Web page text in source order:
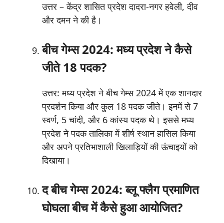
उत्तर – केंद्र शासित प्रदेश दादरा-नगर हवेली, दीव
और दमन ने की है।
बीच गेम्स 2024: मध्य प्रदेश ने कैसे
जीते 18 पदक?
उत्तर: मध्य प्रदेश ने बीच गेम्स 2024 में एक शानदार
प्रदर्शन किया और कुल 18 पदक जीते। इनमें से 7
स्वर्ण, 5 चांदी, और 6 कांस्य पदक थे। इससे मध्य
प्रदेश ने पदक तालिका में शीर्ष स्थान हासिल किया
और अपने प्रतिभाशाली खिलाड़ियों की ऊंचाइयों को
दिखाया।
द बीच गेम्स 2024: ब्लू फ्लैग प्रमाणित
घोघला बीच में कैसे हुआ आयोजित?